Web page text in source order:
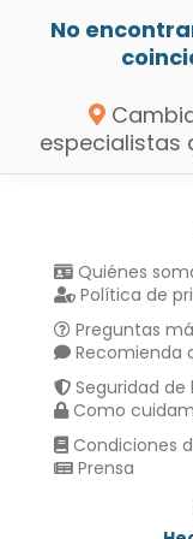
No
especialistas
Quiénes
Política de
Preguntas
Recomienda
Seguridad
Como
Condiciones
Prensa